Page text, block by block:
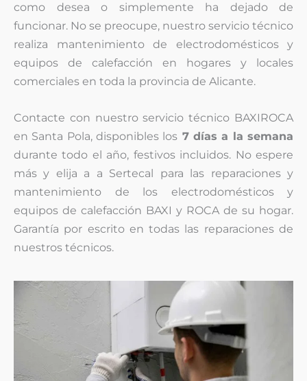
como desea o simplemente ha dejado de
funcionar. No se preocupe, nuestro servicio técnico
realiza mantenimiento de electrodomésticos y
equipos de calefacción en hogares y locales
comerciales en toda la provincia de Alicante.
Contacte con nuestro servicio técnico BAXIROCA
en Santa Pola, disponibles los 7 días a la semana
durante todo el año, festivos incluidos. No espere
más y elija a a Sertecal para las reparaciones y
mantenimiento de los electrodomésticos y
equipos de calefacción BAXI y ROCA de su hogar.
Garantía por escrito en todas las reparaciones de
nuestros técnicos.